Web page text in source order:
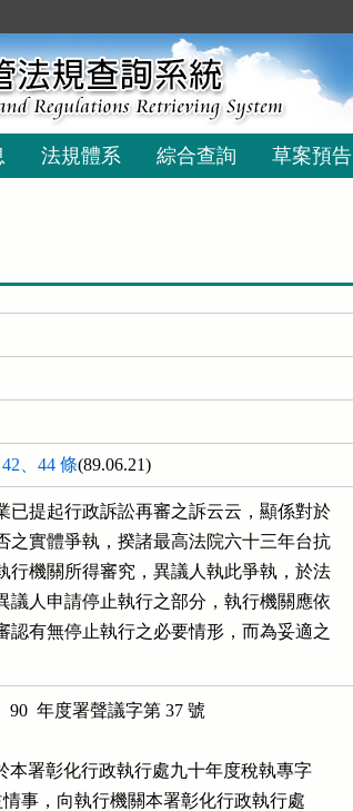
法規體系 綜合查詢 草案預告
、44 條(89.06.21)
已提起行政訴訟再審之訴云云，顯係對於
之實體爭執，揆諸最高法院六十三年台抗
行機關所得審究，異議人執此爭執，於法
議人申請停止執行之部分，執行機關應依
認有無停止執行之必要情形，而為妥適之
90  年度署聲議字第 37 號
署彰化行政執行處九十年度稅執專字
事，向執行機關本署彰化行政執行處